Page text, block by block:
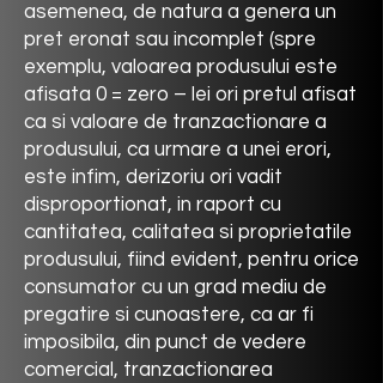
asemenea, de natura a genera un
pret eronat sau incomplet (spre
exemplu, valoarea produsului este
afisata 0 = zero – lei ori pretul afisat
ca si valoare de tranzactionare a
produsului, ca urmare a unei erori,
este infim, derizoriu ori vadit
disproportionat, in raport cu
cantitatea, calitatea si proprietatile
produsului, fiind evident, pentru orice
consumator cu un grad mediu de
pregatire si cunoastere, ca ar fi
imposibila, din punct de vedere
comercial, tranzactionarea